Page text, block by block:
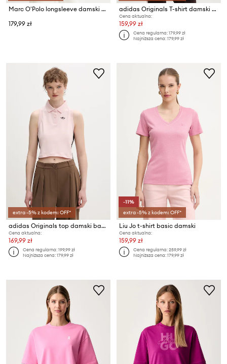
Marc O'Polo longsleeve damski bawełniany
179,99 zł
adidas Originals T-shirt damski z bawełną
Cena aktualna:
159,99 zł
Cena regularna:179,99 zł
Najniższa cena:179,99 zł
extra -5% z kodem: OFF*
adidas Originals top damski bawełniany z elastanem
Cena aktualna:
169,99 zł
Cena regularna:199,99 zł
Najniższa cena:179,99 zł
-11%
extra -5% z kodem: OFF*
Liu Jo t-shirt basic damski
Cena aktualna:
159,99 zł
Cena regularna:259,99 zł
Najniższa cena:179,99 zł